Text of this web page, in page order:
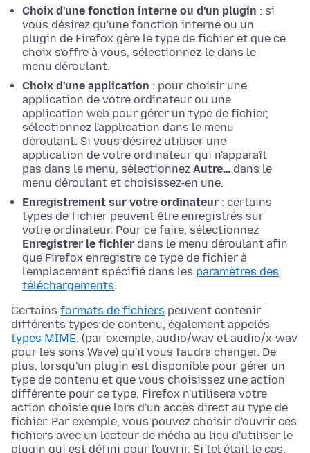
Choix d'une fonction interne ou d'un plugin : si
vous désirez qu'une fonction interne ou un
plugin de Firefox gère le type de fichier et que ce
choix s'offre à vous, sélectionnez-le dans le
menu déroulant.
Choix d'une application : pour choisir une
application de votre ordinateur ou une
application web pour gérer un type de fichier,
sélectionnez l'application dans le menu
déroulant. Si vous désirez utiliser une
application de votre ordinateur qui n'apparaît
pas dans le menu, sélectionnez Autre… dans le
menu déroulant et choisissez-en une.
Enregistrement sur votre ordinateur : certains
types de fichier peuvent être enregistrés sur
votre ordinateur. Pour ce faire, sélectionnez
Enregistrer le fichier dans le menu déroulant afin
que Firefox enregistre ce type de fichier à
l'emplacement spécifié dans les paramètres des
téléchargements.
Certains formats de fichiers peuvent contenir
différents types de contenu, également appelés
types MIME, (par exemple, audio/wav et audio/x-wav
pour les sons Wave) qu'il vous faudra changer. De
plus, lorsqu'un plugin est disponible pour gérer un
type de contenu et que vous choisissez une action
différente pour ce type, Firefox n'utilisera votre
action choisie que lors d'un accès direct au type de
fichier. Par exemple, vous pouvez choisir d'ouvrir ces
fichiers avec un lecteur de média au lieu d'utiliser le
plugin qui est défini pour l'ouvrir. Si tel était le cas,